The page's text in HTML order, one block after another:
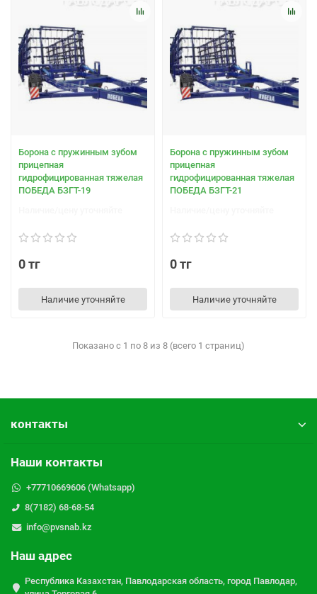
Борона с пружинным зубом
прицепная
гидрофицированная тяжелая
ПОБЕДА БЗГТ-19
0 тг
Наличие уточняйте
Борона с пружинным зубом
прицепная
гидрофицированная тяжелая
ПОБЕДА БЗГТ-21
0 тг
Наличие уточняйте
Показано с 1 по 8 из 8 (всего 1 страниц)
контакты
Наши контакты
+77710669606 (Whatsapp)
8(7182) 68-68-54
info@pvsnab.kz
Наш адрес
Республика Казахстан, Павлодарская область, город Павлодар,